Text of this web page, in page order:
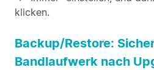
klicken.
Backup/Restore:
Bandlaufwerk nach